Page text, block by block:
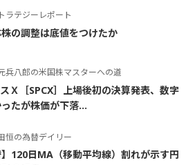
ラテジーレポート
の調整は底値をつけたか
兵八郎の米国株マスターへの道
Ｘ［SPCX］上場後初の決算発表、数字
たが株価が下落...
恒の為替デイリー
】120日MA（移動平均線）割れが示す円